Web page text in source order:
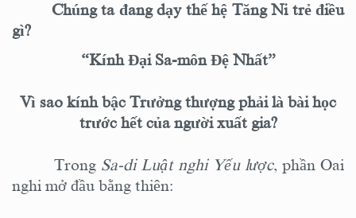
Chúng ta đang dạy thế hệ Tăng Ni trẻ điều
gì?
“Kính Đại Sa-môn Đệ Nhất”
Vì sao kính bậc Trưởng thượng phải là bài học
trước hết của người xuất gia?
Trong Sa-di Luật nghi Yếu lược, phần Oai
nghi mở đầu bằng thiên: